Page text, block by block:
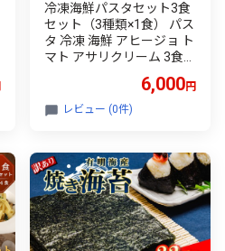
冷凍海鮮パスタセット3食
セット（3種類×1食） パス
タ 冷凍 海鮮 アヒージョ ト
マト アサリクリーム 3食
6,000円
レビュー (0件)